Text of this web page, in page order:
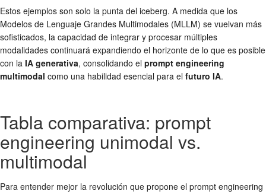
Estos ejemplos son solo la punta del iceberg. A medida que los
Modelos de Lenguaje Grandes Multimodales (MLLM) se vuelvan más
sofisticados, la capacidad de integrar y procesar múltiples
modalidades continuará expandiendo el horizonte de lo que es posible
con la IA generativa, consolidando el prompt engineering
multimodal como una habilidad esencial para el futuro IA.
Tabla comparativa: prompt
engineering unimodal vs.
multimodal
Para entender mejor la revolución que propone el prompt engineering